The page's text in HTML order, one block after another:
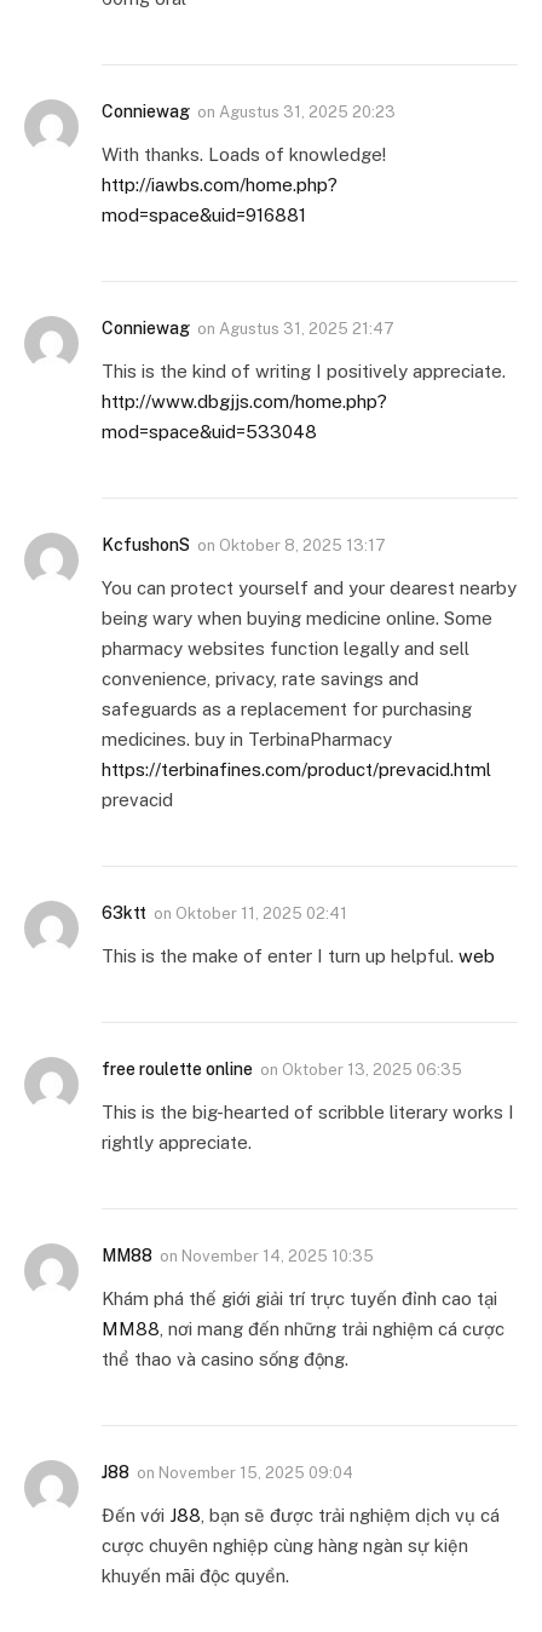
Conniewag on Agustus 31, 2025 20:23
With thanks. Loads of knowledge!
http://iawbs.com/home.php?
mod=space&uid=916881
Conniewag on Agustus 31, 2025 21:47
This is the kind of writing I positively appreciate.
http://www.dbgjjs.com/home.php?
mod=space&uid=533048
KcfushonS on Oktober 8, 2025 13:17
You can protect yourself and your dearest nearby
being wary when buying medicine online. Some
pharmacy websites function legally and sell
convenience, privacy, rate savings and
safeguards as a replacement for purchasing
medicines. buy in TerbinaPharmacy
https://terbinafines.com/product/prevacid.html
prevacid
63ktt on Oktober 11, 2025 02:41
This is the make of enter I turn up helpful. web
free roulette online on Oktober 13, 2025 06:35
This is the big-hearted of scribble literary works I
rightly appreciate.
MM88 on November 14, 2025 10:35
Khám phá thế giới giải trí trực tuyến đỉnh cao tại
MM88 , nơi mang đến những trải nghiệm cá cược
thể thao và casino sống động.
J88 on November 15, 2025 09:04
Đến với J88 , bạn sẽ được trải nghiệm dịch vụ cá
cược chuyên nghiệp cùng hàng ngàn sự kiện
khuyến mãi độc quyền.